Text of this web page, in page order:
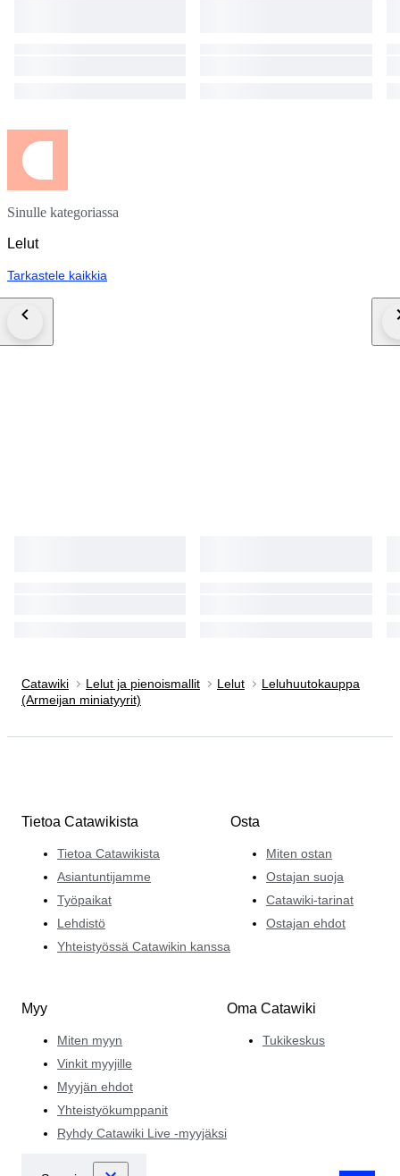
Sinulle kategoriassa
Lelut
Tarkastele kaikkia
Catawiki Lelut ja pienoismallit Lelut
Leluhuutokauppa
(Armeijan miniatyyrit)
Tietoa Catawikista
Tietoa Catawikista
Asiantuntijamme
Työpaikat
Lehdistö
Yhteistyössä Catawikin kanssa
Osta
Miten ostan
Ostajan suoja
Catawiki-tarinat
Ostajan ehdot
Myy
Miten myyn
Vinkit myyjille
Myyjän ehdot
Yhteistyökumppanit
Ryhdy Catawiki Live -myyjäksi
Oma Catawiki
Tukikeskus